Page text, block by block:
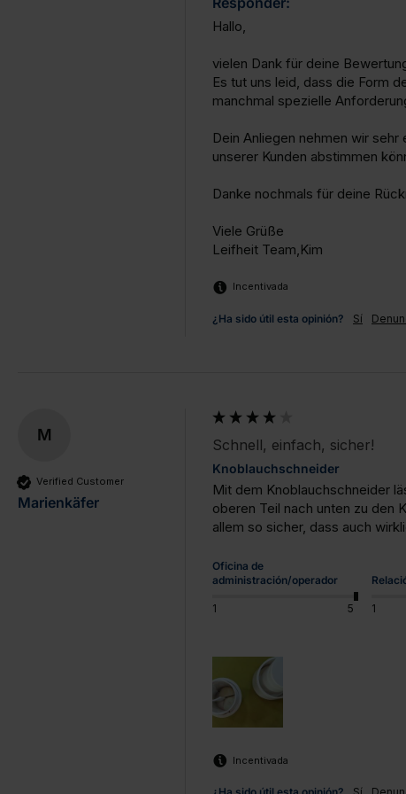
Hallo,
vielen Dank für deine
Es tut uns leid, dass die Form
manchmal spezielle
Dein Anliegen nehmen wir
unserer Kunden abstimmen
Danke nochmals für deine
Viele Grüße
Leifheit Team,Kim
Incentivada
¿Ha sido útil esta opinión? Sí
M
Verified Customer
Marienkäfer
Schnell, einfach, sicher!
Knoblauchschneider
Mit dem Knoblauchschneider
oberen Teil nach unten zu den
allem so sicher, dass auch
Oficina de
administración/operador
1 5 1
Incentivada